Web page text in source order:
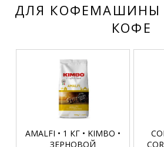
ДЛЯ КОФЕМАШИНЫ
КОФЕ
AMALFI • 1 КГ • KIMBO •
ЗЕРНОВОЙ